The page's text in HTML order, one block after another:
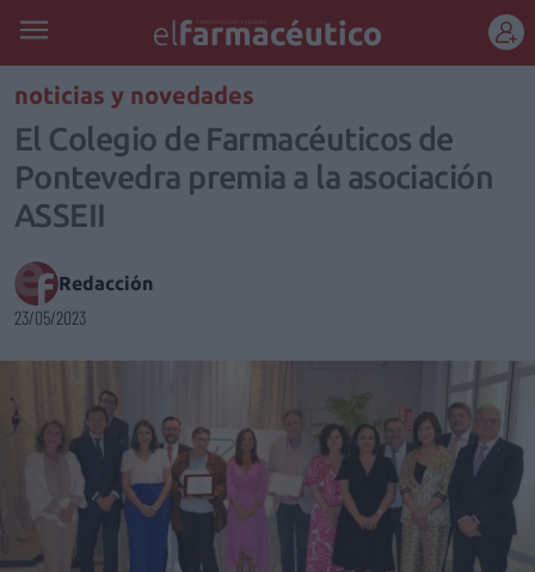
REGÍSTRATE
noticias y novedades
El Colegio de Farmacéuticos de
Pontevedra premia a la asociación
ASSEII
Redacción
23/05/2023